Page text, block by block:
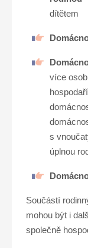
dítětem
více
s
úplnou
Součástí
mohou být i
společně